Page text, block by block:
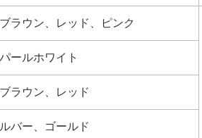
ラウン、レッド、ピンク
ールホワイト
ラウン、レッド
バー、ゴールド